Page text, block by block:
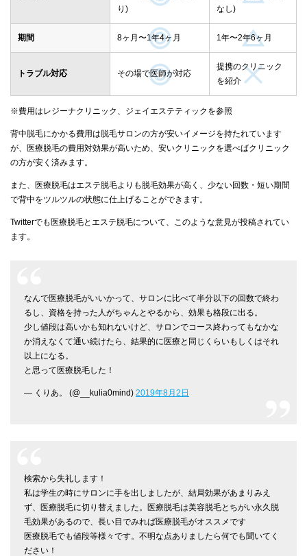
り)
なし)
期間 8ヶ月〜1年4ヶ月 1年〜2年6ヶ月
トラブル対応 その場で医師が対応
提携のクリニック
を紹介
※費用はレジーナクリニック、ジェイエステティックを参照
背中脱毛にかかる費用は脱毛サロンの方が安いイメージを持たれています
が、医療脱毛の費用対効果が高いため、安いクリニックを選べばクリニック
の方が安く済みます。
また、医療脱毛はエステ脱毛よりも脱毛効果が高く、少ない回数・短い期間
で背中をツルツルの状態に仕上げることができます。
Twitterでも医療脱毛とエステ脱毛について、このような意見が投稿されてい
ます。
なんで医療脱毛がいいかって、サロンに比べて半分以下の回数で終わ
るし、資格を持った人がちゃんとやるから、効果も格段に出る。
少し値段は高いかも知れないけど、サロンでコース終わってもなかな
か消えなくて通い続けたら、結果的に医療と同じくらいもしくはそれ
以上になる。
と思って医療脱毛した！
— くりあ。 (@__kulia0mind) 2019年8月2日
検索から失礼します！
私は学生の時にサロンに手を出しましたが、結局効果があまりみえ
ず、医療脱毛に切り替えました。医療脱毛は美容脱毛とちがい永久脱
毛効果があるので、長い目でみれば医療脱毛がオススメです
医療脱毛でも値段等様々です。不明な点ありましたら何でも聞いてく
ださい！